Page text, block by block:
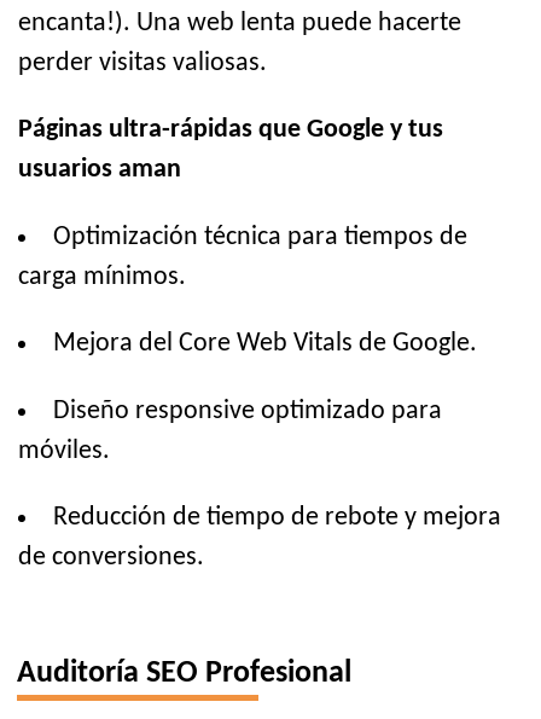
encanta!). Una web lenta puede hacerte
perder visitas valiosas.
Páginas ultra-rápidas que Google y tus
usuarios aman
Optimización técnica para tiempos de
carga mínimos.
Mejora del Core Web Vitals de Google.
Diseño responsive optimizado para
móviles.
Reducción de tiempo de rebote y mejora
de conversiones.
Auditoría SEO Profesional